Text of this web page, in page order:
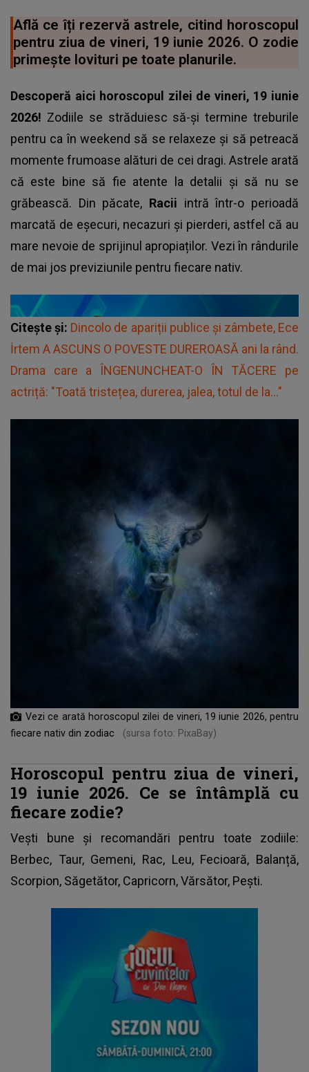
Află ce îți rezervă astrele, citind horoscopul
pentru ziua de vineri, 19 iunie 2026. O zodie
primește lovituri pe toate planurile.
Descoperă aici horoscopul zilei de vineri, 19 iunie
2026! Zodiile se străduiesc să-și termine treburile
pentru ca în weekend să se relaxeze și să petreacă
momente frumoase alături de cei dragi. Astrele arată
că este bine să fie atente la detalii și să nu se
grăbească. Din păcate, Racii intră într-o perioadă
marcată de eșecuri, necazuri și pierderi, astfel că au
mare nevoie de sprijinul apropiaților. Vezi în rândurile
de mai jos previziunile pentru fiecare nativ.
Citește și: Dincolo de apariții publice și zâmbete, Ece
İrtem A ASCUNS O POVESTE DUREROASĂ ani la rând.
Drama care a ÎNGENUNCHEAT-O ÎN TĂCERE pe
actriță: "Toată tristețea, durerea, jalea, totul de la..."
Vezi ce arată horoscopul zilei de vineri, 19 iunie 2026, pentru
fiecare nativ din zodiac
(sursa foto: PixaBay)
Horoscopul pentru ziua de vineri,
19 iunie 2026. Ce se întâmplă cu
fiecare zodie?
Vești bune și recomandări pentru toate zodiile:
Berbec, Taur, Gemeni, Rac, Leu, Fecioară, Balanță,
Scorpion, Săgetător, Capricorn, Vărsător, Pești.